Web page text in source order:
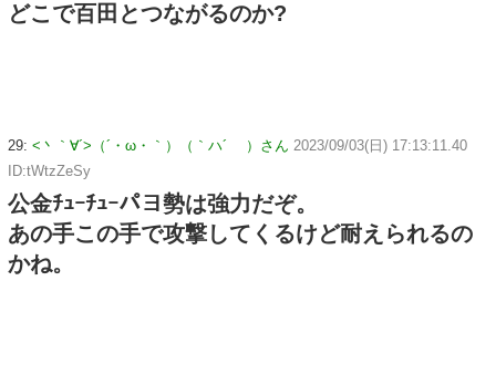
どこで百田とつながるのか?
29: <丶｀∀´>（´・ω・｀）（｀ハ´ ）さん 2023/09/03(日) 17:13:11.40
ID:tWtzZeSy
公金ﾁｭｰﾁｭｰパヨ勢は強力だぞ。
あの手この手で攻撃してくるけど耐えられるの
かね。